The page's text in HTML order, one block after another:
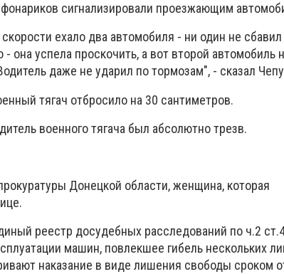
сигнализировали проезжающим
ехало два автомобиля - ни один не сбавил
она успела проскочить, а вот второй автомобиль
даже не ударил по тормозам", - сказал
тягач отбросило на 30 сантиметров.
военного тягача был абсолютно трезв.
Донецкой области, женщина, которая
реестр досудебных расследований по ч.2
машин, повлекшее гибель нескольких
наказание в виде лишения свободы сроком